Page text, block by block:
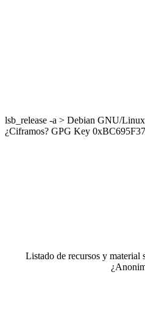
lsb_release -a > Debian GNU/
¿Ciframos? GPG Key 0xBC695F37
Listado de recursos y